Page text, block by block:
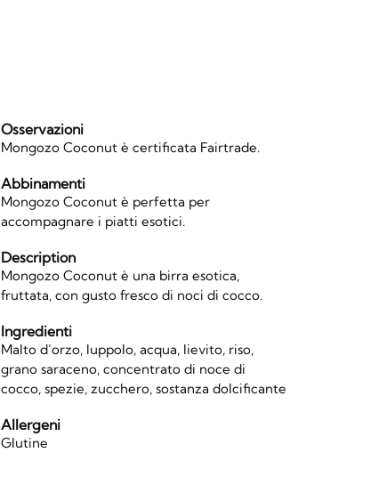
Osservazioni
Mongozo Coconut è certificata Fairtrade.
Abbinamenti
Mongozo Coconut è perfetta per
accompagnare i piatti esotici.
Description
Mongozo Coconut è una birra esotica,
fruttata, con gusto fresco di noci di cocco.
Ingredienti
Malto d’orzo, luppolo, acqua, lievito, riso,
grano saraceno, concentrato di noce di
cocco, spezie, zucchero, sostanza dolcificante
Allergeni
Glutine